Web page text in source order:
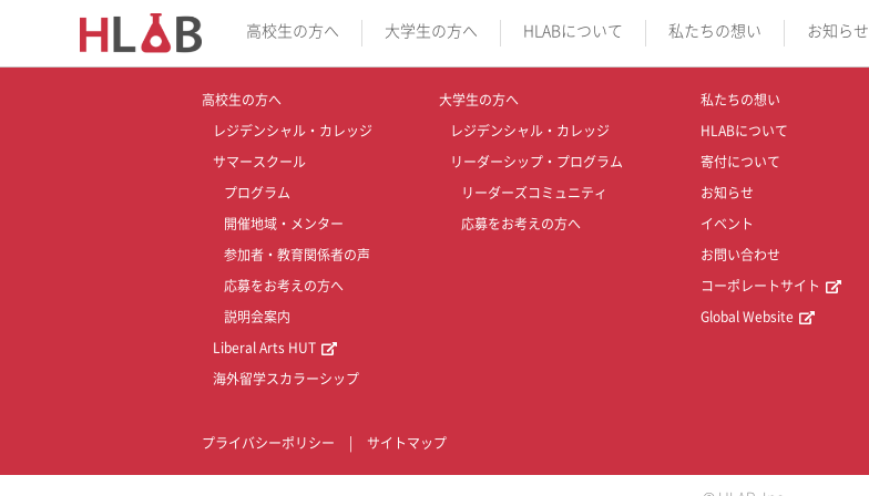
高校生の方へ 大学生の方へ HLABについて 私たちの想い お知らせ
高校生の方へ
レジデンシャル・カレッジ
サマースクール
プログラム
開催地域・メンター
参加者・教育関係者の声
応募をお考えの方へ
説明会案内
Liberal Arts HUT
海外留学スカラーシップ
大学生の方へ
レジデンシャル・カレッジ
リーダーシップ・プログラム
リーダーズコミュニティ
応募をお考えの方へ
私たちの想い
HLABについて
寄付について
お知らせ
イベント
お問い合わせ
コーポレートサイト
Global Website
プライバシーポリシー サイトマップ